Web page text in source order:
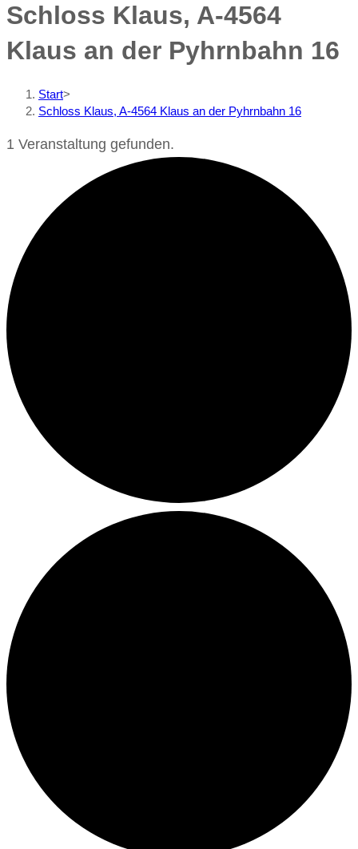
Schloss Klaus, A-4564
Klaus an der Pyhrnbahn 16
Start>
Schloss Klaus, A-4564 Klaus an der Pyhrnbahn 16
1 Veranstaltung gefunden.